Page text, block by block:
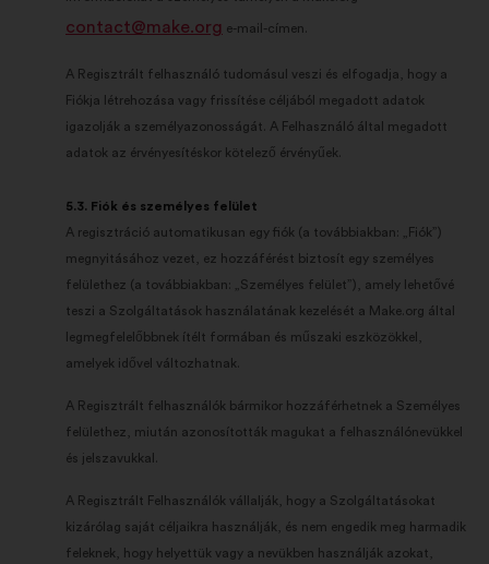
contact@make.org e-mail-címen.
A Regisztrált felhasználó tudomásul veszi és elfogadja, hogy a
Fiókja létrehozása vagy frissítése céljából megadott adatok
igazolják a személyazonosságát. A Felhasználó által megadott
adatok az érvényesítéskor kötelező érvényűek.
5.3. Fiók és személyes felület
A regisztráció automatikusan egy fiók (a továbbiakban: „Fiók”)
megnyitásához vezet, ez hozzáférést biztosít egy személyes
felülethez (a továbbiakban: „Személyes felület”), amely lehetővé
teszi a Szolgáltatások használatának kezelését a Make.org által
legmegfelelőbbnek ítélt formában és műszaki eszközökkel,
amelyek idővel változhatnak.
A Regisztrált felhasználók bármikor hozzáférhetnek a Személyes
felülethez, miután azonosították magukat a felhasználónevükkel
és jelszavukkal.
A Regisztrált Felhasználók vállalják, hogy a Szolgáltatásokat
kizárólag saját céljaikra használják, és nem engedik meg harmadik
feleknek, hogy helyettük vagy a nevükben használják azokat,